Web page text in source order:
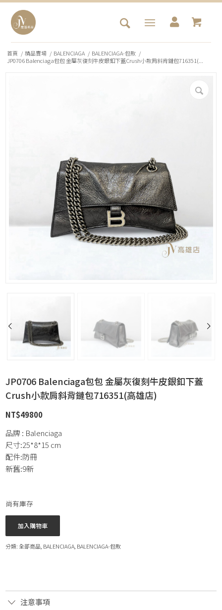
首頁 / 精品賣場 / BALENCIAGA / BALENCIAGA-包款 /
JP0706 Balenciaga包包 金屬灰復刻牛皮銀釦下蓋Crush小款肩斜背鏈包716351(...
JP0706 Balenciaga包包 金屬灰復刻牛皮銀釦下蓋
Crush小款肩斜背鏈包716351(高雄店)
NT$49800
品牌 : Balenciaga
尺寸:25*8*15 cm
配件:防冊
新舊:9新
尚有庫存
加入購物車
分類:全部商品 BALENCIAGA BALENCIAGA-包款
注意事項